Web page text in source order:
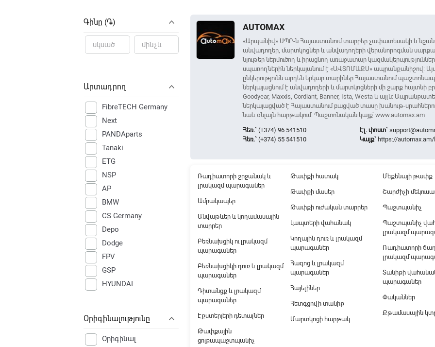
Գինը (֏)
Արտադրող
FibreTECH Germany
Next
PANDAparts
Tanaki
ETG
NSP
AP
BMW
CS Germany
Depo
Dodge
FPV
GSP
HYUNDAI
KIA
LADA
Օրիգինալությունը
Օրիգինալ
AUTOMAX
«Արպանիվ» ՍՊԸ-ն Հայաստանում տարբեր չափատեսակի և
անվադողեր, մարտկոցներ և անվադողերի վերանորոգման
նյութեր ներմուծող և իրացնող առաջատար
սպառողներին ներկայանում է «ԱՎՏՈՄԱՔՍ» ապրանքանիշով:
ընկերությունն արդեն երկար տարիներ Հայաստանում
ներկայացնում է անվադողերի և մարտկոցների մի շարք հայտնի
Goodyear, Maxxis, Cordiant, Banner, Ista, Westa և այլն:
ներկայացված է Հայաստանում բացված տասը խանութ-
նաև օնլայն հարթակում: Պաշտոնական կայք՝ www.automax.am
Հեռ.` (+374) 96 541510
Հեռ.` (+374) 55 541510
Էլ. փոստ`
Կայք` https://
Ռադիատորի շրջանակ և
լրակազմ պարագաներ
Ամրակապեր
Անվաթևեր և կողամասային
տարրեր
Բեռնախցիկ ու լրակազմ
պարագաներ
Բեռնախցիկի դուռ և լրակազմ
պարագաներ
Դիտանցք և լրակազմ
պարագաներ
Էքստերյերի դետալներ
Թափքային
ցոլքապաշտպանիչ
Թափքի հատակ
Թափքի մասեր
Թափքի ուժական տարրեր
Լապտերի վահանակ
Կողային դուռ և լրակազմ
պարագաներ
Հագոց և լրակազմ
պարագաներ
Հայելիներ
Հետգցովի տանիք
Մարտկոցի հարթակ
Մեքենայի թափք
Շարժիչի
Պաշտպանիչ
Պաշտպանիչ
լրակազմ
Ռադիատորի
լրակազմ
Տանիքի
պարագաներ
Փականներ
Քթամասային